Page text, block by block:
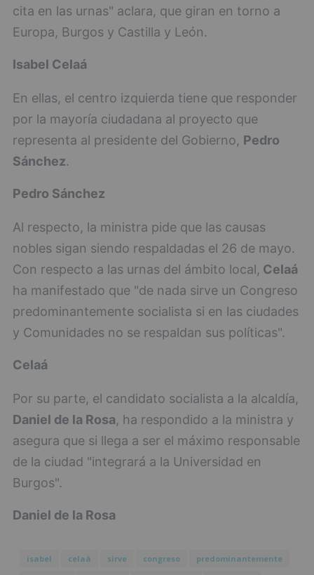
cita en las urnas" aclara, que giran en torno a
Europa, Burgos y Castilla y León.
Isabel Celaá
En ellas, el centro izquierda tiene que responder
por la mayoría ciudadana al proyecto que
representa al presidente del Gobierno, Pedro
Sánchez.
Pedro Sánchez
Al respecto, la ministra pide que las causas
nobles sigan siendo respaldadas el 26 de mayo.
Con respecto a las urnas del ámbito local, Celaá
ha manifestado que "de nada sirve un Congreso
predominantemente socialista si en las ciudades
y Comunidades no se respaldan sus políticas".
Celaá
Por su parte, el candidato socialista a la alcaldía,
Daniel de la Rosa, ha respondido a la ministra y
asegura que si llega a ser el máximo responsable
de la ciudad "integrará a la Universidad en
Burgos".
Daniel de la Rosa
isabel celaá sirve congreso
predominantemente